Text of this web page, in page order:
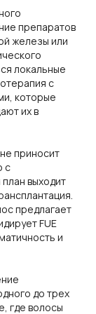
препаратов
железы или
локальные
с
которые
их в
приносит
с
выходит
предлагает
FUE
и
до трех
где волосы